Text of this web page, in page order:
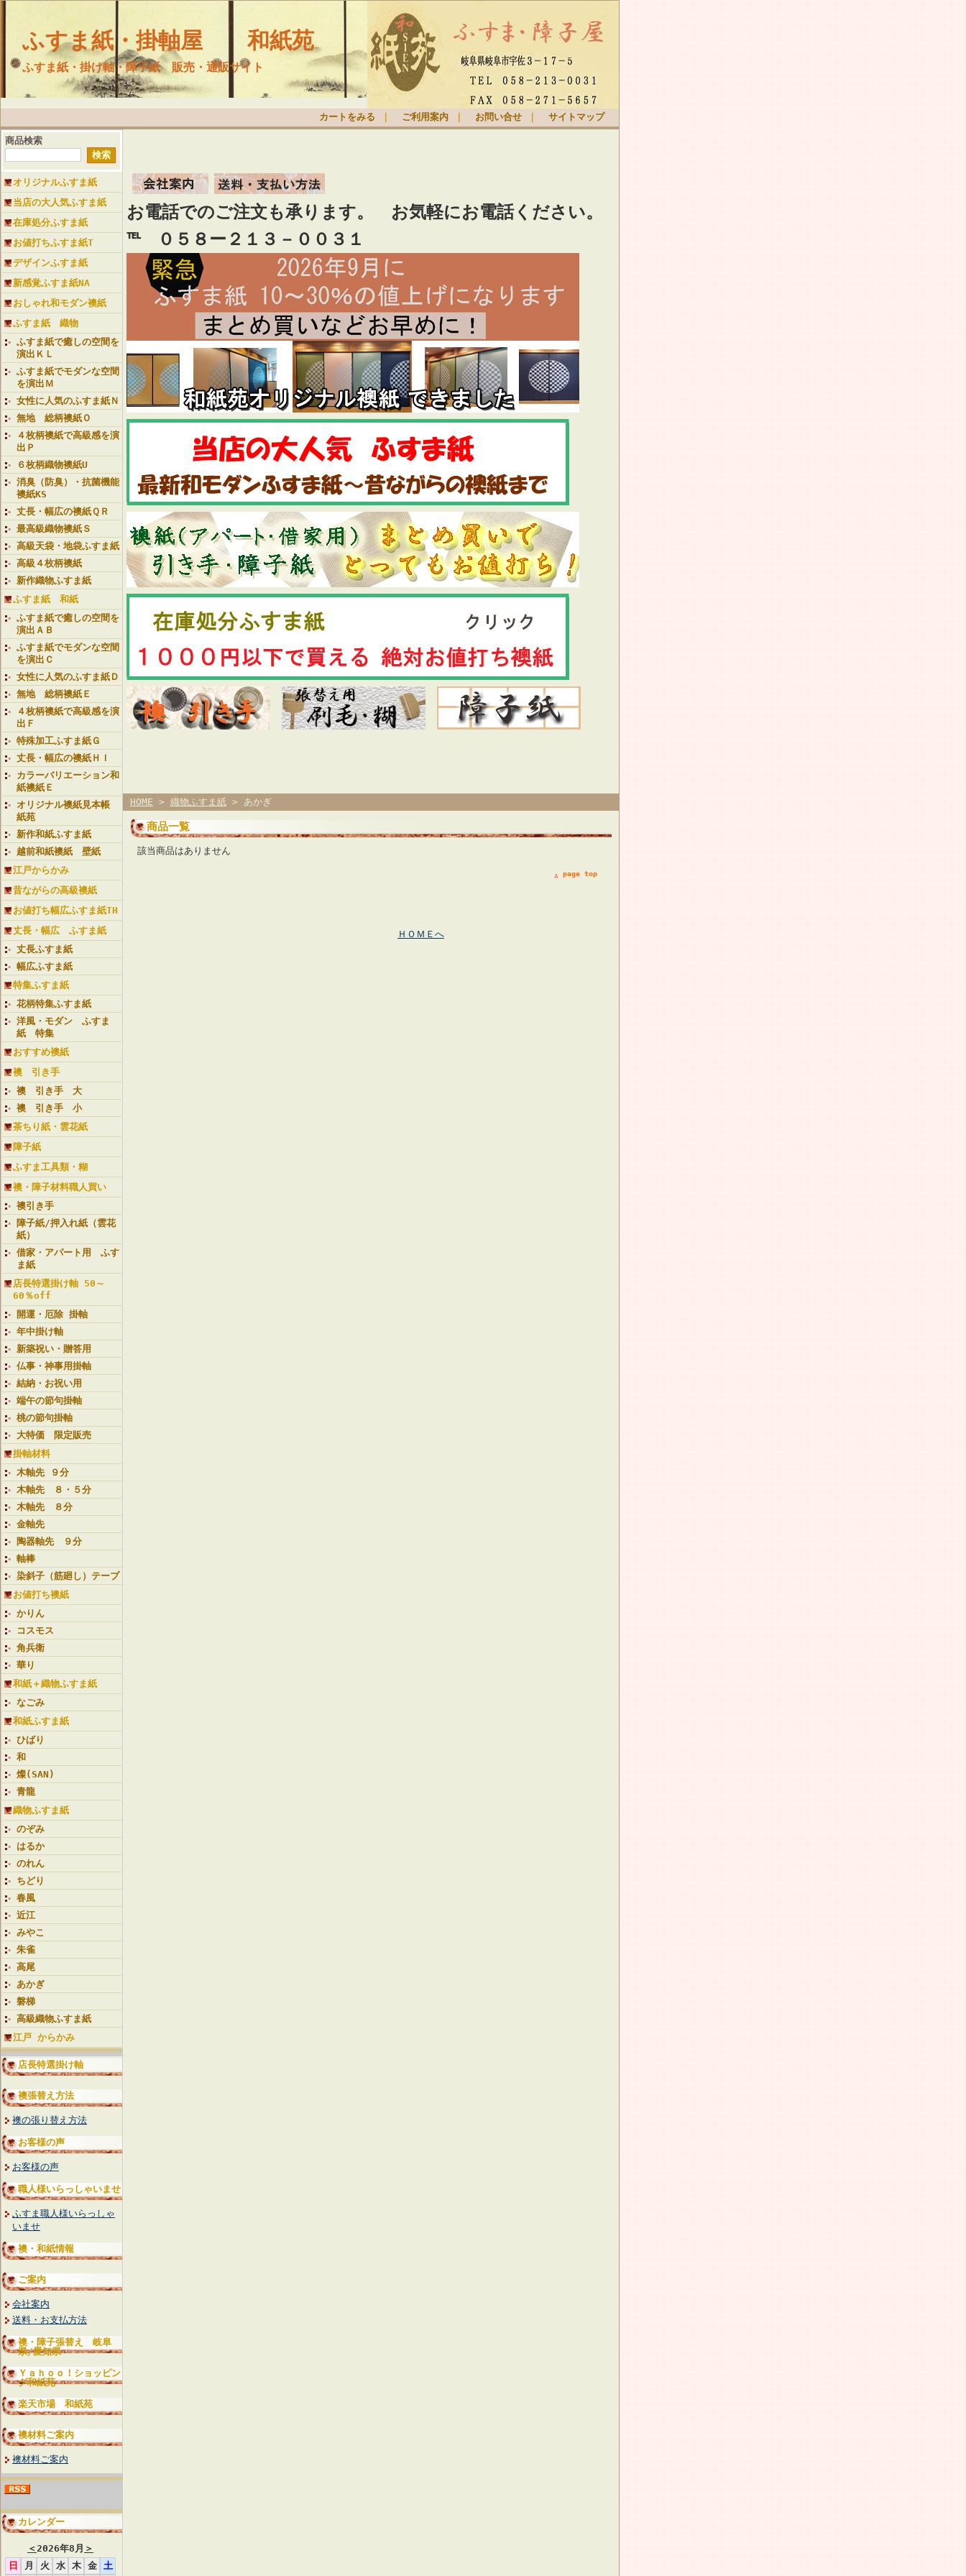
ふすま紙・掛軸屋 和紙苑
ふすま紙・掛け軸・障子紙 販売・通販サイト
カートをみる ご利用案内 お問い合せ サイトマップ
商品検索
オリジナルふすま紙
当店の大人気ふすま紙
在庫処分ふすま紙
お値打ちふすま紙T
デザインふすま紙
新感覚ふすま紙NA
おしゃれ和モダン襖紙
ふすま紙 織物
ふすま紙で癒しの空間を
演出ＫＬ
ふすま紙でモダンな空間
を演出Ｍ
女性に人気のふすま紙Ｎ
無地 総柄襖紙Ｏ
４枚柄襖紙で高級感を演
出Ｐ
６枚柄織物襖紙U
消臭（防臭）・抗菌機能
襖紙KS
丈長・幅広の襖紙ＱＲ
最高級織物襖紙Ｓ
高級天袋・地袋ふすま紙
高級４枚柄襖紙
新作織物ふすま紙
ふすま紙 和紙
ふすま紙で癒しの空間を
演出ＡＢ
ふすま紙でモダンな空間
を演出Ｃ
女性に人気のふすま紙Ｄ
無地 総柄襖紙Ｅ
４枚柄襖紙で高級感を演
出Ｆ
特殊加工ふすま紙Ｇ
丈長・幅広の襖紙ＨＩ
カラーバリエーション和
紙襖紙Ｅ
オリジナル襖紙見本帳
紙苑
新作和紙ふすま紙
越前和紙襖紙 壁紙
江戸からかみ
昔ながらの高級襖紙
お値打ち幅広ふすま紙TH
丈長・幅広 ふすま紙
丈長ふすま紙
幅広ふすま紙
特集ふすま紙
花柄特集ふすま紙
洋風・モダン ふすま
紙 特集
おすすめ襖紙
襖 引き手
襖 引き手 大
襖 引き手 小
茶ちり紙・雲花紙
障子紙
ふすま工具類・糊
襖・障子材料職人買い
襖引き手
障子紙/押入れ紙（雲花
紙）
借家・アパート用 ふす
ま紙
店長特選掛け軸 50～
60％off
開運・厄除 掛軸
年中掛け軸
新築祝い・贈答用
仏事・神事用掛軸
結納・お祝い用
端午の節句掛軸
桃の節句掛軸
大特価 限定販売
掛軸材料
木軸先 ９分
木軸先 ８・５分
木軸先 ８分
金軸先
陶器軸先 ９分
軸棒
染斜子（筋廻し）テープ
お値打ち襖紙
かりん
コスモス
角兵衛
華り
和紙＋織物ふすま紙
なごみ
和紙ふすま紙
ひばり
和
燦(SAN)
青龍
織物ふすま紙
のぞみ
はるか
のれん
ちどり
春風
近江
みやこ
朱雀
高尾
あかぎ
磐梯
高級織物ふすま紙
江戸 からかみ
店長特選掛け軸
襖張替え方法
襖の張り替え方法
お客様の声
お客様の声
職人様いらっしゃいませ
ふすま職人様いらっしゃ
いませ
襖・和紙情報
ご案内
会社案内
送料・お支払方法
襖・障子張替え 岐阜
県/愛知県
Ｙａｈｏｏ！ショッピン
グ和紙苑
楽天市場 和紙苑
襖材料ご案内
襖材料ご案内
カレンダー
＜2026年8月 ＞
日
月 火 水 木 金 土
お電話でのご注文も承ります。 お気軽にお電話ください。
℡ ０５８ー２１３－００３１
HOME > 織物ふすま紙 > あかぎ
商品一覧
該当商品はありません
page top
ＨＯＭＥへ